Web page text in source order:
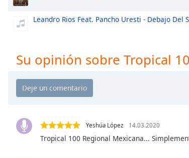
window.
Color
Leandro Rios Feat. Pancho Uresti - Debajo Del
Su opinión sobre Tropical
Yeshúa López 14.03.2020
Tropical 100 Regional Mexicana...